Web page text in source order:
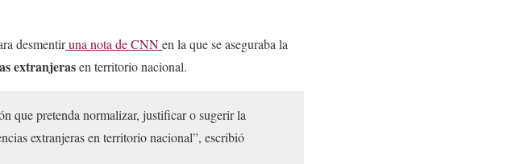
desmentiruna nota de CNNen la que se aseguraba la
extranjerasen territorio nacional.
que pretenda normalizar, justificar o sugerir la
extranjeras en territorio nacional”, escribió